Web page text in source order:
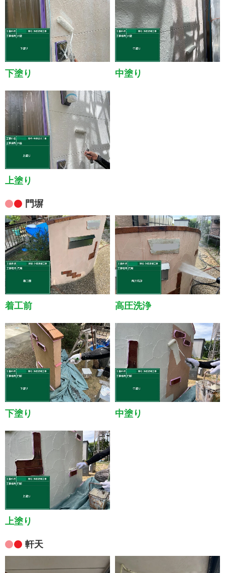
下塗り 中塗り
上塗り
門塀
着工前 高圧洗浄
下塗り 中塗り
上塗り
軒天